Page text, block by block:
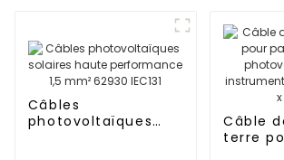
Câbles
photovoltaïques
Câble
terre